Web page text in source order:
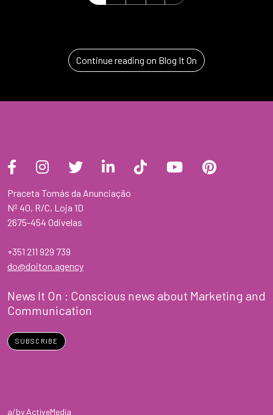
Continue reading on Blog It On
Praceta Tomás da Anunciação
Nº 40, R/C, Loja 1D
2675-454 Odivelas
+351 211 929 739
do@doiton.agency
News It On : Conscious news about Marketing and
Communication
SUBSCRIBE
a/by ActiveMedia